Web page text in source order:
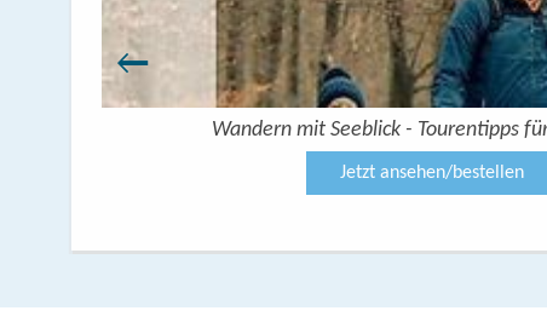
Wandern mit Seeblick - Tourentipps
Jetzt ansehen/bestellen